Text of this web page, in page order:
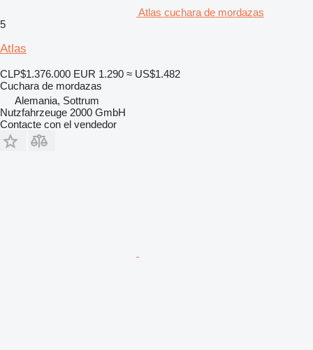
Atlas cuchara de mordazas
5
Atlas
CLP$1.376.000 EUR 1.290 ≈ US$1.482
Cuchara de mordazas
Alemania, Sottrum
Nutzfahrzeuge 2000 GmbH
Contacte con el vendedor